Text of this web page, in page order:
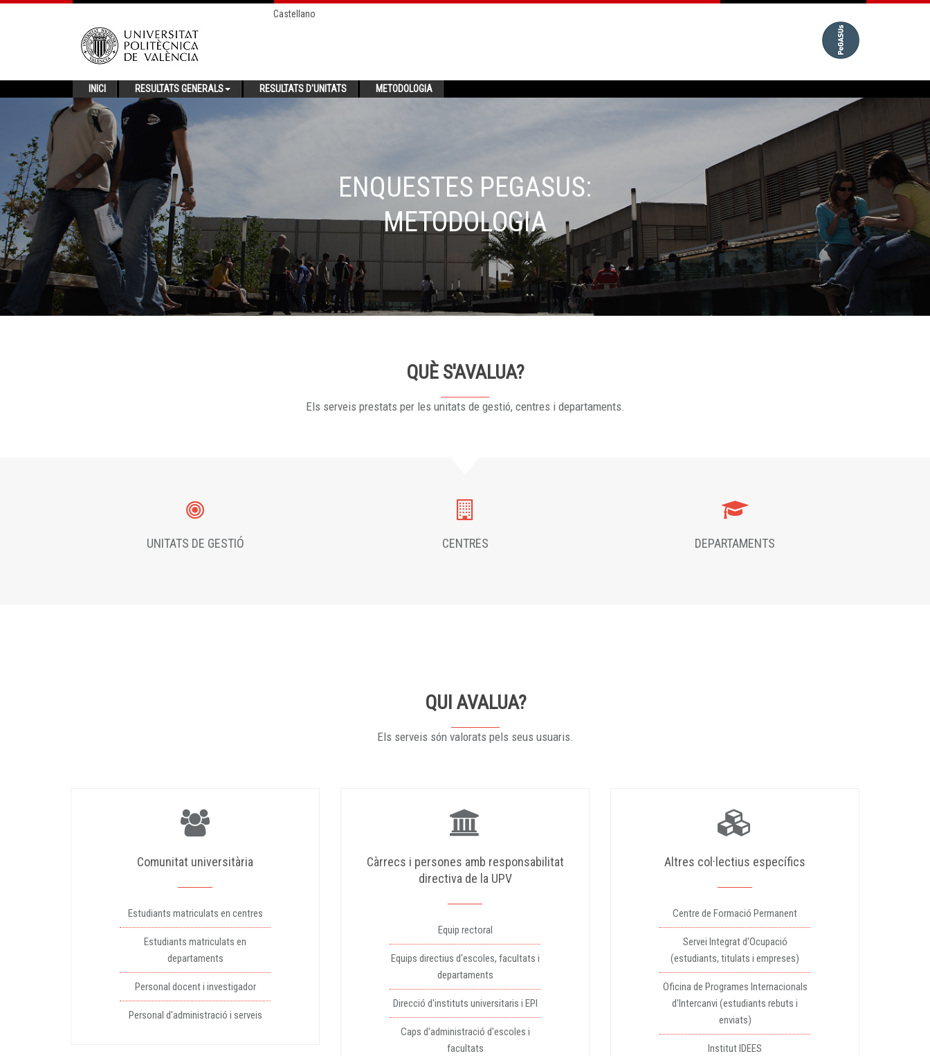
Castellano
INICI RESULTATS GENERALS RESULTATS D'UNITATS METODOLOGIA
ENQUESTES PEGASUS:
METODOLOGIA
QUÈ S'AVALUA?
Els serveis prestats per les unitats de gestió, centres i departaments.
UNITATS DE GESTIÓ CENTRES DEPARTAMENTS
QUI AVALUA?
Els serveis són valorats pels seus usuaris.
Comunitat universitària
Estudiants matriculats en centres
Estudiants matriculats en
departaments
Personal docent i investigador
Personal d'administració i serveis
Càrrecs i persones amb responsabilitat
directiva de la UPV
Equip rectoral
Equips directius d'escoles, facultats i
departaments
Direcció d'instituts universitaris i EPI
Caps d'administració d'escoles i
facultats
Altres col·lectius específics
Centre de Formació Permanent
Servei Integrat d'Ocupació
(estudiants, titulats i empreses)
Oficina de Programes Internacionals
d'Intercanvi (estudiants rebuts i
enviats)
Institut IDEES